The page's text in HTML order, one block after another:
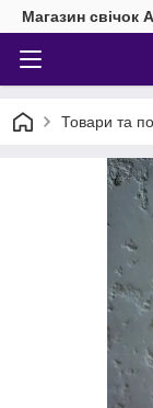
Магазин свічок
Товари та